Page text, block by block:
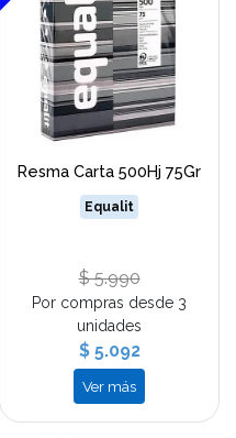
Resma Carta 500Hj 75Gr
Equalit
$ 5.990
Por compras desde 3
unidades
$ 5.092
Ver más